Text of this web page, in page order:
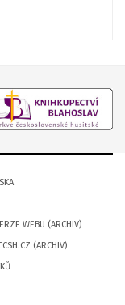
WEBU (ARCHIV)
(ARCHIV)